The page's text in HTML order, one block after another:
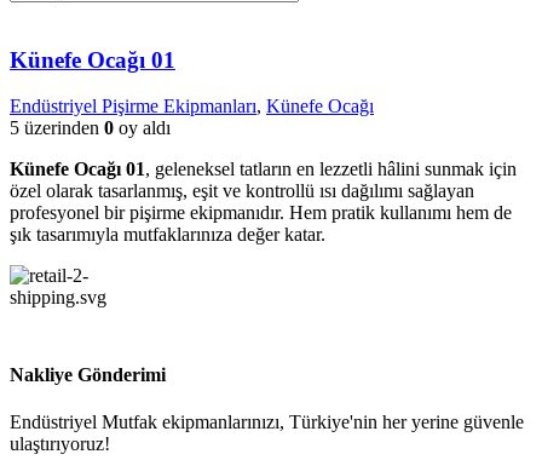
Künefe Ocağı 01
Endüstriyel Pişirme Ekipmanları, Künefe Ocağı
5 üzerinden 0 oy aldı
Künefe Ocağı 01, geleneksel tatların en lezzetli hâlini sunmak için
özel olarak tasarlanmış, eşit ve kontrollü ısı dağılımı sağlayan
profesyonel bir pişirme ekipmanıdır. Hem pratik kullanımı hem de
şık tasarımıyla mutfaklarınıza değer katar.
Nakliye Gönderimi
Endüstriyel Mutfak ekipmanlarınızı, Türkiye'nin her yerine güvenle
ulaştırıyoruz!